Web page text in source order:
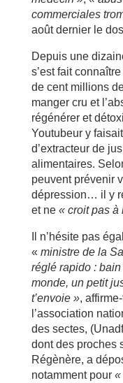
commerciales
août dernier le
Depuis une
s’est fait
de cent millions
manger cru et
régénérer et
Youtubeur y
d’extracteur de
alimentaires.
peuvent prévenir
dépression… il y
et ne « croit pas à
Il n’hésite pas
« ministre de la
réglé rapido :
monde, un petit
t’envoie »,
l’association
des sectes,
dont des proches
Régènère, a
notamment pour «